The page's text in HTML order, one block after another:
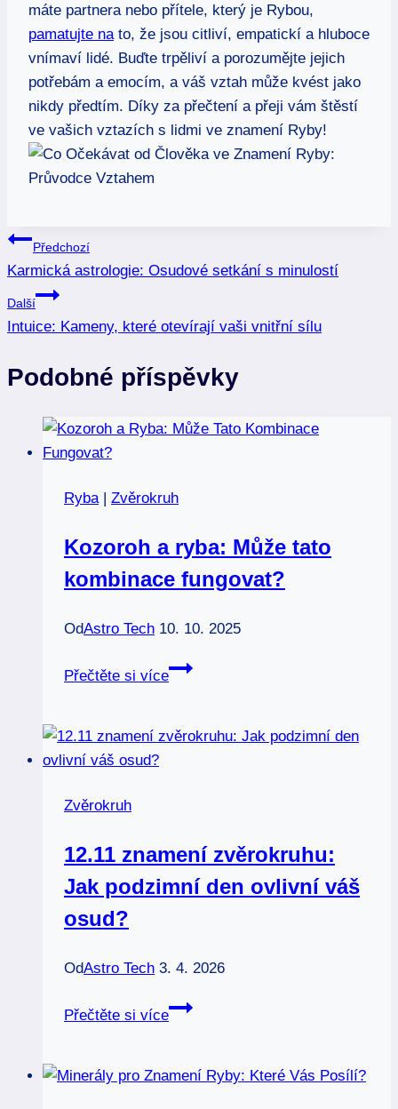
máte partnera nebo přítele, který je Rybou,
pamatujte na to, že jsou citliví, empatickí a hluboce
vnímaví lidé. Buďte trpěliví a porozumějte jejich
potřebám a emocím, a váš vztah může kvést jako
nikdy předtím. Díky za přečtení a přeji vám štěstí
ve vašich vztazích s lidmi ve znamení Ryby!
Navigace
pro
příspěvek
Předchozí
Karmická astrologie: Osudové setkání s minulostí
Další
Intuice: Kameny, které otevírají vaši vnitřní sílu
Podobné příspěvky
Ryba| Zvěrokruh
Kozoroh a ryba: Může tato
kombinace fungovat?
OdAstro Tech 10. 10. 2025
Přečtěte si více
Kozoroh
Může
Zvěrokruh
12.11 znamení zvěrokruhu:
Jak podzimní den ovlivní váš
osud?
OdAstro Tech 3. 4. 2026
Přečtěte si více
12.11
Jak